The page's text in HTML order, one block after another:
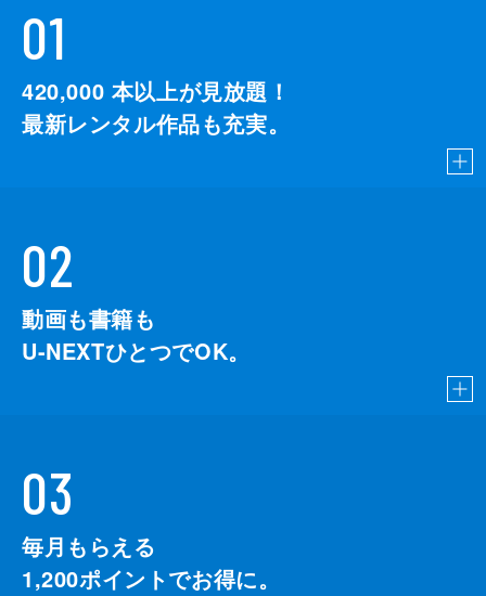
01
420,000 本以上が見放題！
最新レンタル作品も充実。
02
動画も書籍も
U-NEXTひとつでOK。
03
毎月もらえる
1,200ポイントでお得に。